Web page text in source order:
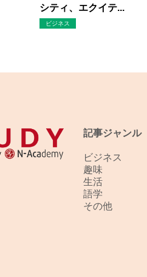
シティ、エクイテ...
ビジネス
記事ジャンル
ビジネス
趣味
生活
語学
その他